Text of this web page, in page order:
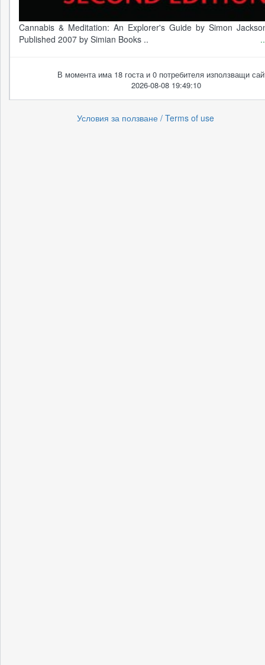
Cannabis & Meditation: An Explorer's Guide by Simon
Published 2007 by Simian Books ..
В момента има 18 госта и 0 потребителя използващи
2026-08-08 19:49:10
Условия за ползване / Terms of use